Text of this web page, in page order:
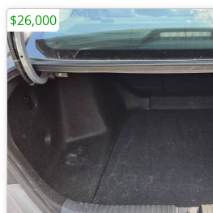
$26,000